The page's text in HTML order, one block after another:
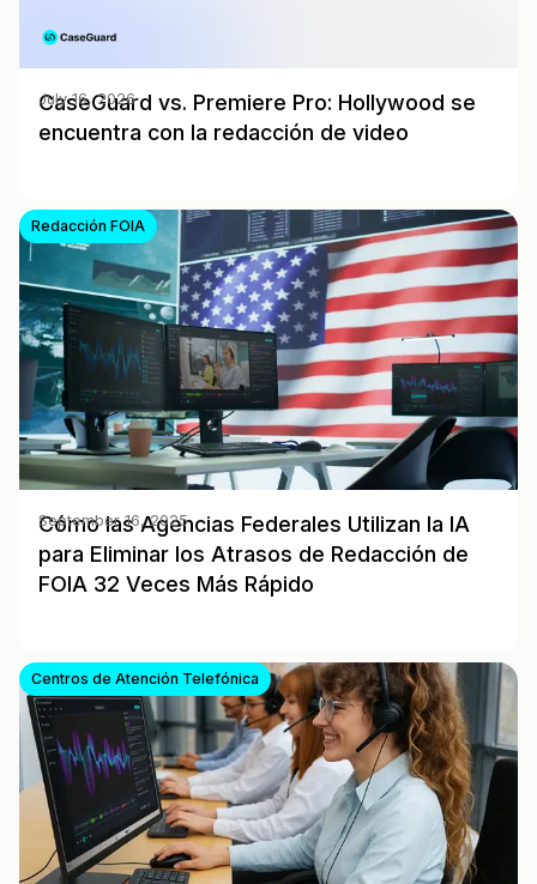
CaseGuard vs. Premiere Pro: Hollywood se
encuentra con la redacción de video
July 16, 2026
Redacción FOIA
Cómo las Agencias Federales Utilizan la IA
para Eliminar los Atrasos de Redacción de
FOIA 32 Veces Más Rápido
September 16, 2025
Centros de Atención Telefónica